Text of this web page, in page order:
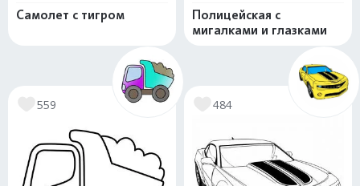
Самолет с тигром
Полицейская с
мигалками и глазками
559 484